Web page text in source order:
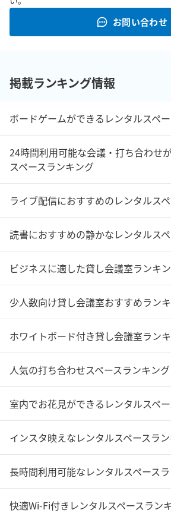
お問い合わせ
掲載ランキング情報
ボードゲームができるレンタルスペ
24時間利用可能な会議・打ち合わせ
スペースランキング
ライブ配信におすすめのレンタルス
読書におすすめの静かなレンタルス
ビジネスに適した貸し会議室ランキ
少人数向け貸し会議室おすすめラン
ホワイトボード付き貸し会議室ラン
人気の打ち合わせスペースランキング
室内でお花見ができるレンタルスペ
インスタ映えなレンタルスペースラ
長時間利用可能なレンタルスペース
快適Wi-Fi付きレンタルスペースラン